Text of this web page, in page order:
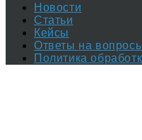
Новости
Статьи
Кейсы
Ответы на
Политика